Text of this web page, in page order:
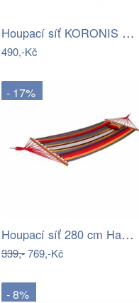
Houpací síť KORONIS modrá-zelená IWH…
490,-Kč
- 17%
Houpací síť 280 cm Hawaii – Garden…
339,-769,-Kč
- 8%